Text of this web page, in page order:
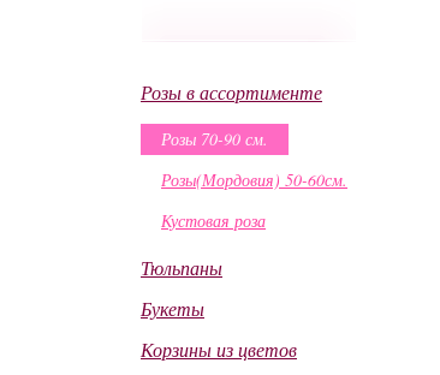
Розы в ассортименте
Розы 70-90 см.
Розы(Мордовия) 50-60см.
Кустовая роза
Тюльпаны
Букеты
Корзины из цветов